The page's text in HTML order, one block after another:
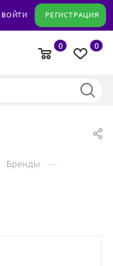
ВОЙТИ РЕГИСТРАЦИЯ
0
0
Бренды —